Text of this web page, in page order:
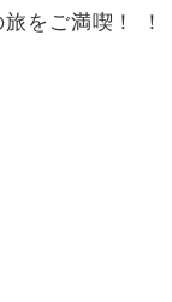
をご満喫！ ！